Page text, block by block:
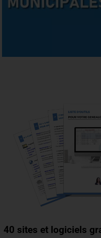
40 sites et logiciels